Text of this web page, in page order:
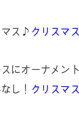
マス♪ クリスマ
にオーナメン
し！
クリスマ